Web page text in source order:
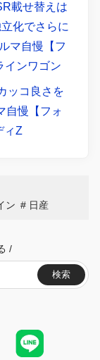
載せ替えは
化でさらに
マ自慢【フ
インワゴン
ッコ良さを
自慢【フォ
ィZ
ン 日産
/
検索